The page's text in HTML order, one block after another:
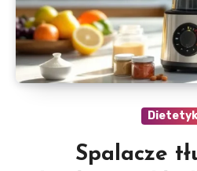
Spalacze